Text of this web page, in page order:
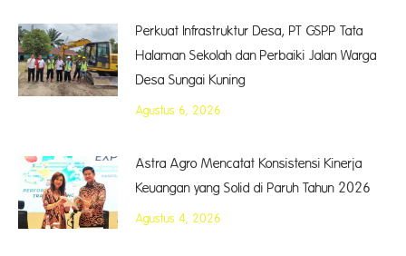
Perkuat Infrastruktur Desa, PT GSPP Tata
Halaman Sekolah dan Perbaiki Jalan Warga
Desa Sungai Kuning
Agustus 6, 2026
Astra Agro Mencatat Konsistensi Kinerja
Keuangan yang Solid di Paruh Tahun 2026
Agustus 4, 2026